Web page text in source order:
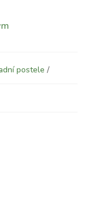
postele